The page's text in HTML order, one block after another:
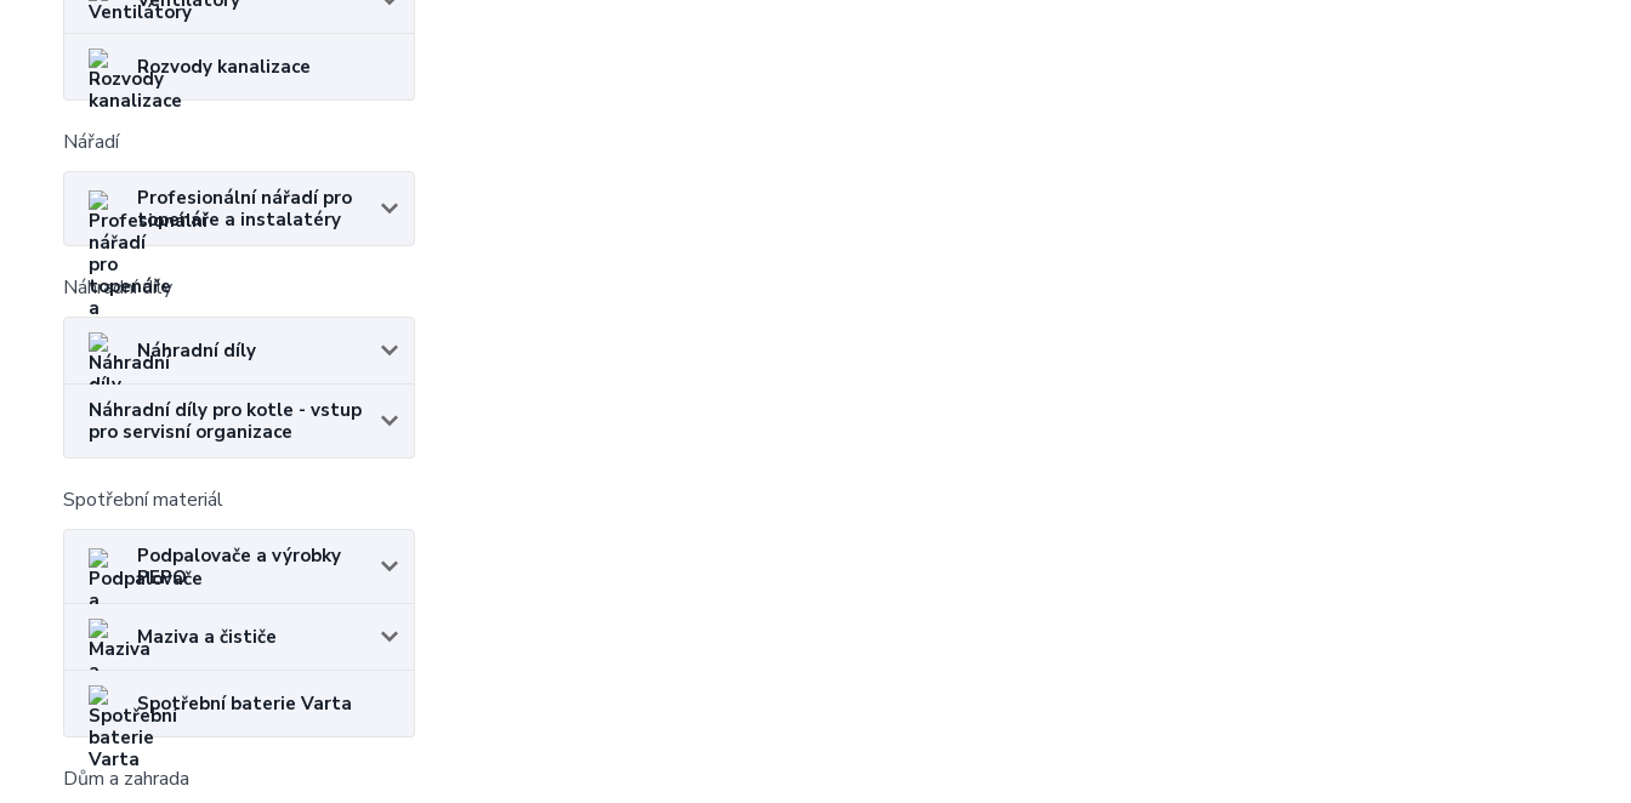
Rozvody kanalizace
Nářadí
Profesionální nářadí pro
topenáře a instalatéry
Náhradní díly
Náhradní díly
Náhradní díly pro kotle - vstup
pro servisní organizace
Spotřební materiál
Podpalovače a výrobky
PEPO
Maziva a čističe
Spotřební baterie Varta
Dům a zahrada